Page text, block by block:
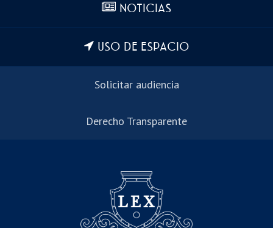
NOTICIAS
USO DE ESPACIO
Solicitar audiencia
Derecho Transparente